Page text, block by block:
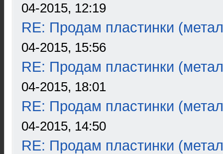
04-2015, 12:19
RE: Продам пластинки
04-2015, 15:56
RE: Продам пластинки
04-2015, 18:01
RE: Продам пластинки
04-2015, 14:50
RE: Продам пластинки